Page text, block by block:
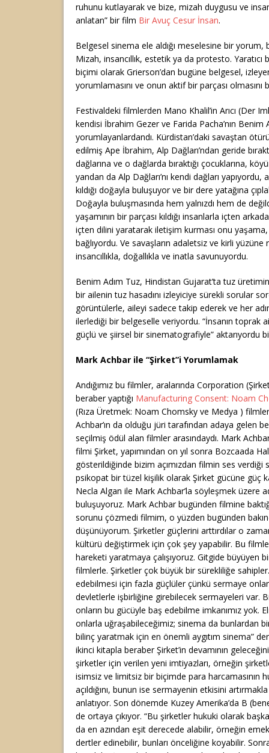
ruhunu kutlayarak ve bize, mizah duygusu ve
anlatan” bir film Bir Avuç Cesur İnsan.
Belgesel sinema ele aldığı meselesine bir yorum,
Mizah, insancıllık, estetik ya da protesto.
biçimi olarak Grierson’dan bugüne belgesel,
yorumlamasını ve onun aktif bir parçası olmasını
Festivaldeki filmlerden Mano Khalil’in Arıcı (Der
kendisi İbrahim Gezer ve Farida Pacha’nın Benim
yorumlayanlardandı. Kürdistan’daki savaştan
edilmiş Ape İbrahim, Alp Dağları’ndan geride
dağlarına ve o dağlarda bıraktığı çocuklarına,
yandan da Alp Dağları’nı kendi dağları yapıyordu,
kıldığı doğayla buluşuyor ve bir dere yatağına
Doğayla buluşmasında hem yalnızdı hem de
yaşamının bir parçası kıldığı insanlarla içten
içten dilini yaratarak iletişim kurması onu yaşama,
bağlıyordu. Ve savaşların adaletsiz ve kirli yüzüne
insancıllıkla, doğallıkla ve inatla savunuyordu.
Benim Adım Tuz, Hindistan Gujarat’ta tuz
bir ailenin tuz hasadını izleyiciye sürekli sorular
görüntülerle, aileyi sadece takip ederek ve her
ilerlediği bir belgeselle veriyordu. “İnsanın toprak
güçlü ve şiirsel bir sinematografiyle” aktarıyordu
Mark Achbar ile “Şirket”i Yorumlamak
Andığımız bu filmler, aralarında Corporation
beraber yaptığı Manufacturing Consent: Noam
(Rıza Üretmek: Noam Chomsky ve Medya )
Achbar’ın da olduğu jüri tarafından adaya gelen
seçilmiş ödül alan filmler arasındaydı. Mark
filmi Şirket, yapımından on yıl sonra Bozcaada
gösterildiğinde bizim açımızdan filmin ses
psikopat bir tüzel kişilik olarak Şirket gücüne güç
Necla Algan ile Mark Achbar’la söyleşmek üzere
buluşuyoruz. Mark Achbar bugünden filmine
sorunu çözmedi filmim, o yüzden bugünden
düşünüyorum. Şirketler güçlerini arttırdılar o
kültürü değiştirmek için çok şey yapabilir. Bu
hareketi yaratmaya çalışıyoruz. Gitgide büyüyen
filmlerle. Şirketler çok büyük bir sürekliliğe
edebilmesi için fazla güçlüler çünkü sermaye
devletlerle işbirliğine girebilecek sermayeleri var.
onların bu gücüyle baş edebilme imkanımız yok.
onlarla uğraşabileceğimiz; sinema da bunlardan
bilinç yaratmak için en önemli aygıtım sinema”
ikinci kitapla beraber Şirket’in devamının
şirketler için verilen yeni imtiyazları, örneğin
isimsiz ve limitsiz bir biçimde para harcamasının
açıldığını, bunun ise sermayenin etkisini
anlatıyor. Son dönemde Kuzey Amerika’da B
de ortaya çıkıyor. “Bu şirketler hukuki olarak
da en azından eşit derecede alabilir, örneğin
dertler edinebilir, bunları önceliğine koyabilir.